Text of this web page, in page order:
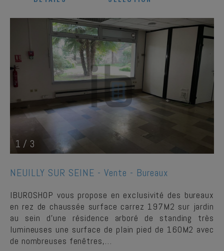
1 / 3
NEUILLY SUR SEINE - Vente - Bureaux
IBUROSHOP vous propose en exclusivité des bureaux
en rez de chaussée surface carrez 197M2 sur jardin
au sein d'une résidence arboré de standing très
lumineuses une surface de plain pied de 160M2 avec
de nombreuses fenêtres,…